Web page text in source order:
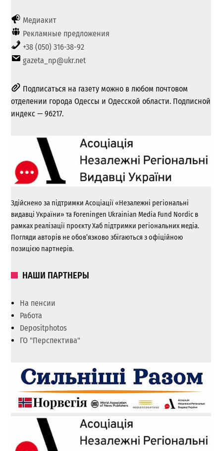
Медиакит
Рекламные предложения
+38 (050) 316-38-92
gazeta_np@ukr.net
Подписаться на газету можно в любом почтовом
отделении города Одессы и Одесской области. Подписной
индекс — 96217.
Здійснено за підтримки Асоціації «Незалежні регіональні
видавці України» та Foreningen Ukrainian Media Fund Nordic в
рамках реалізації проєкту Хаб підтримки регіональних медіа.
Погляди авторів не обов’язково збігаються з офіційною
позицією партнерів.
НАШИ ПАРТНЕРЫ
На пенсии
Работа
Depositphotos
ГО "Перспектива"